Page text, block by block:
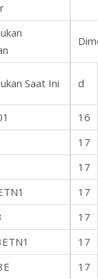
Saat Ini d
16
17
17
17
17
17
17